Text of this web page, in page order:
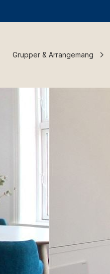
Grupper & Arrangemang